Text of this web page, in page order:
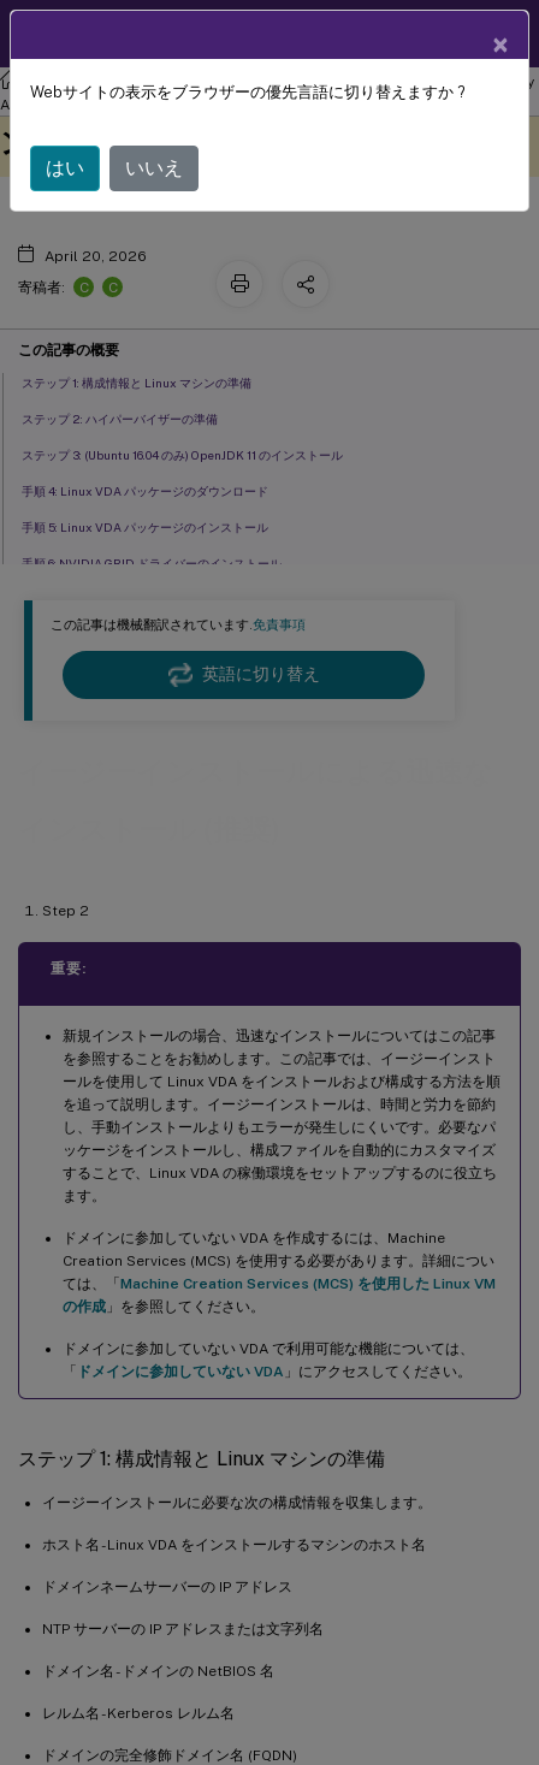
リナックス バーチャル デリバリー エージェント
Linux Virtual Delivery
Agent 2201
この記事は機械翻訳されています.免責事項
英語に切り替え
Step 2
重要:
新規インストールの場合、迅速なインストールについてはこの記事
を参照することをお勧めします。この記事では、イージーインスト
ールを使用して Linux VDA をインストールおよび構成する方法を順
を追って説明します。イージーインストールは、時間と労力を節約
し、手動インストールよりもエラーが発生しにくいです。必要なパ
ッケージをインストールし、構成ファイルを自動的にカスタマイズ
することで、Linux VDA の稼働環境をセットアップするのに役立ち
ます。
ドメインに参加していない VDA を作成するには、Machine
Creation Services (MCS) を使用する必要があります。詳細につい
ては、「Machine Creation Services (MCS) を使用した Linux VM
の作成 」を参照してください。
ドメインに参加していない VDA で利用可能な機能については、
「 ドメインに参加していない VDA 」にアクセスしてください。
ステップ 1: 構成情報と Linux マシンの準備
イージーインストールに必要な次の構成情報を収集します。
ホスト名 - Linux VDA をインストールするマシンのホスト名
ドメインネームサーバーの IP アドレス
NTP サーバーの IP アドレスまたは文字列名
ドメイン名 - ドメインの NetBIOS 名
レルム名 - Kerberos レルム名
ドメインの完全修飾ドメイン名 (FQDN)
翻訳されています。
イージーインストールによる迅速なイ
ンストール (推奨)
April 20, 2026
寄稿者:
C C
この記事の概要
ステップ 1: 構成情報と Linux マシンの準備
ステップ 2: ハイパーバイザーの準備
ステップ 3: (Ubuntu 16.04 のみ) OpenJDK 11 のインストール
手順 4: Linux VDA パッケージのダウンロード
手順 5: Linux VDA パッケージのインストール
手順 6: NVIDIA GRID ドライバーのインストール
手順 7: インストールを完了するためのランタイム環境のセットアップ
ステップ 8: XDPing の実行
ステップ 9: Linux VDA の実行
™
×
Webサイトの表示をブラウザーの優先言語に切り替えますか ?
はい いいえ